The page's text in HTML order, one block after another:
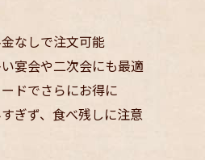
なしで注文可能
宴会や二次会にも最適
ドでさらにお得に
ぎず、食べ残しに注意